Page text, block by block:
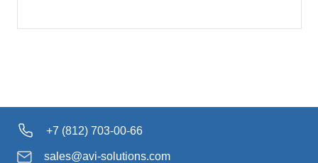
+7 (812) 703-00-66
sales@avi-solutions.com